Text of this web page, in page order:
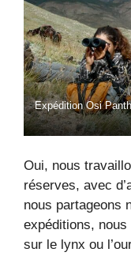
Expédition Osi
Oui, nous
réserves, avec
nous partageons
expéditions,
sur le lynx ou